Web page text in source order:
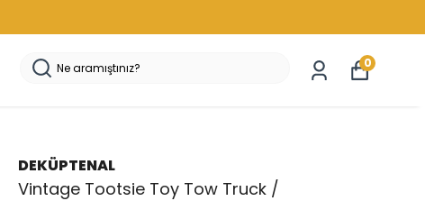
0
DEKÜPTENAL
Vintage Tootsie Toy Tow Truck /